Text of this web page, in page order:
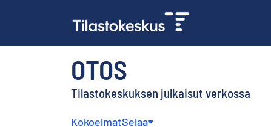
OTOS
Tilastokeskuksen julkaisut verkossa
KokoelmatSelaa